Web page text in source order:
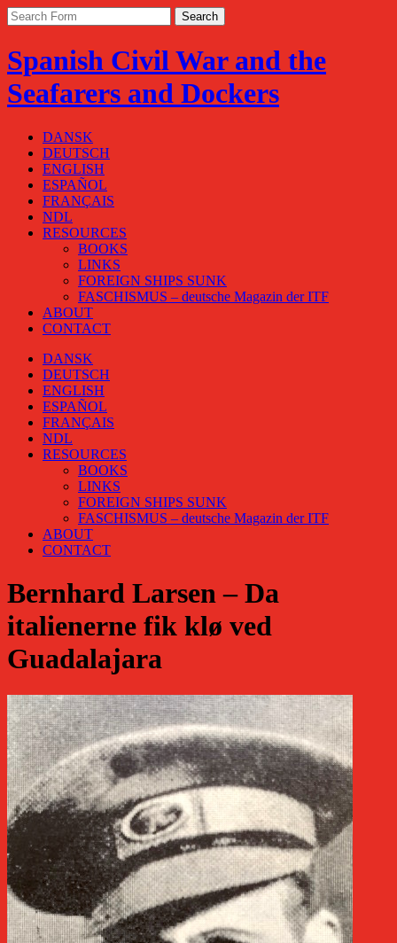
Spanish Civil War and the
Seafarers and Dockers
DANSK
DEUTSCH
ENGLISH
ESPAÑOL
FRANÇAIS
NDL
RESOURCES
BOOKS
LINKS
FOREIGN SHIPS SUNK
FASCHISMUS – deutsche Magazin der ITF
ABOUT
CONTACT
DANSK
DEUTSCH
ENGLISH
ESPAÑOL
FRANÇAIS
NDL
RESOURCES
BOOKS
LINKS
FOREIGN SHIPS SUNK
FASCHISMUS – deutsche Magazin der ITF
ABOUT
CONTACT
Bernhard Larsen – Da
italienerne fik klø ved
Guadalajara